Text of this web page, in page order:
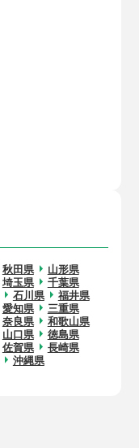
秋田県
山形県
埼玉県
千葉県
石川県
福井県
愛知県
三重県
奈良県
和歌山県
山口県
徳島県
佐賀県
長崎県
沖縄県